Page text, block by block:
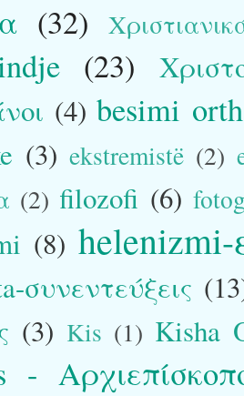
(32)
(23)
(4) besimi
(3) ekstremistë (2)
(2) filozofi (6)
(8) helenizmi-
συνεντεύξεις
(3) Kis (1) Kisha
-